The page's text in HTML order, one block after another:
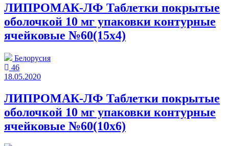
ЛИПРОМАК-ЛФ Таблетки покрытые
оболочкой 10 мг упаковки контурные
ячейковые №60(15x4)
Белорусия
46
18.05.2020
ЛИПРОМАК-ЛФ Таблетки покрытые
оболочкой 10 мг упаковки контурные
ячейковые №60(10x6)